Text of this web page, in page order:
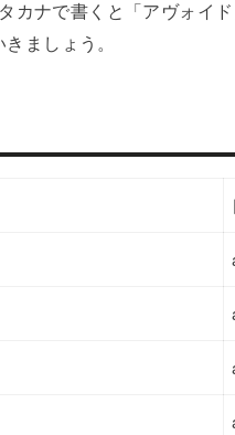
カナで書くと「アヴォイ
ましょう。